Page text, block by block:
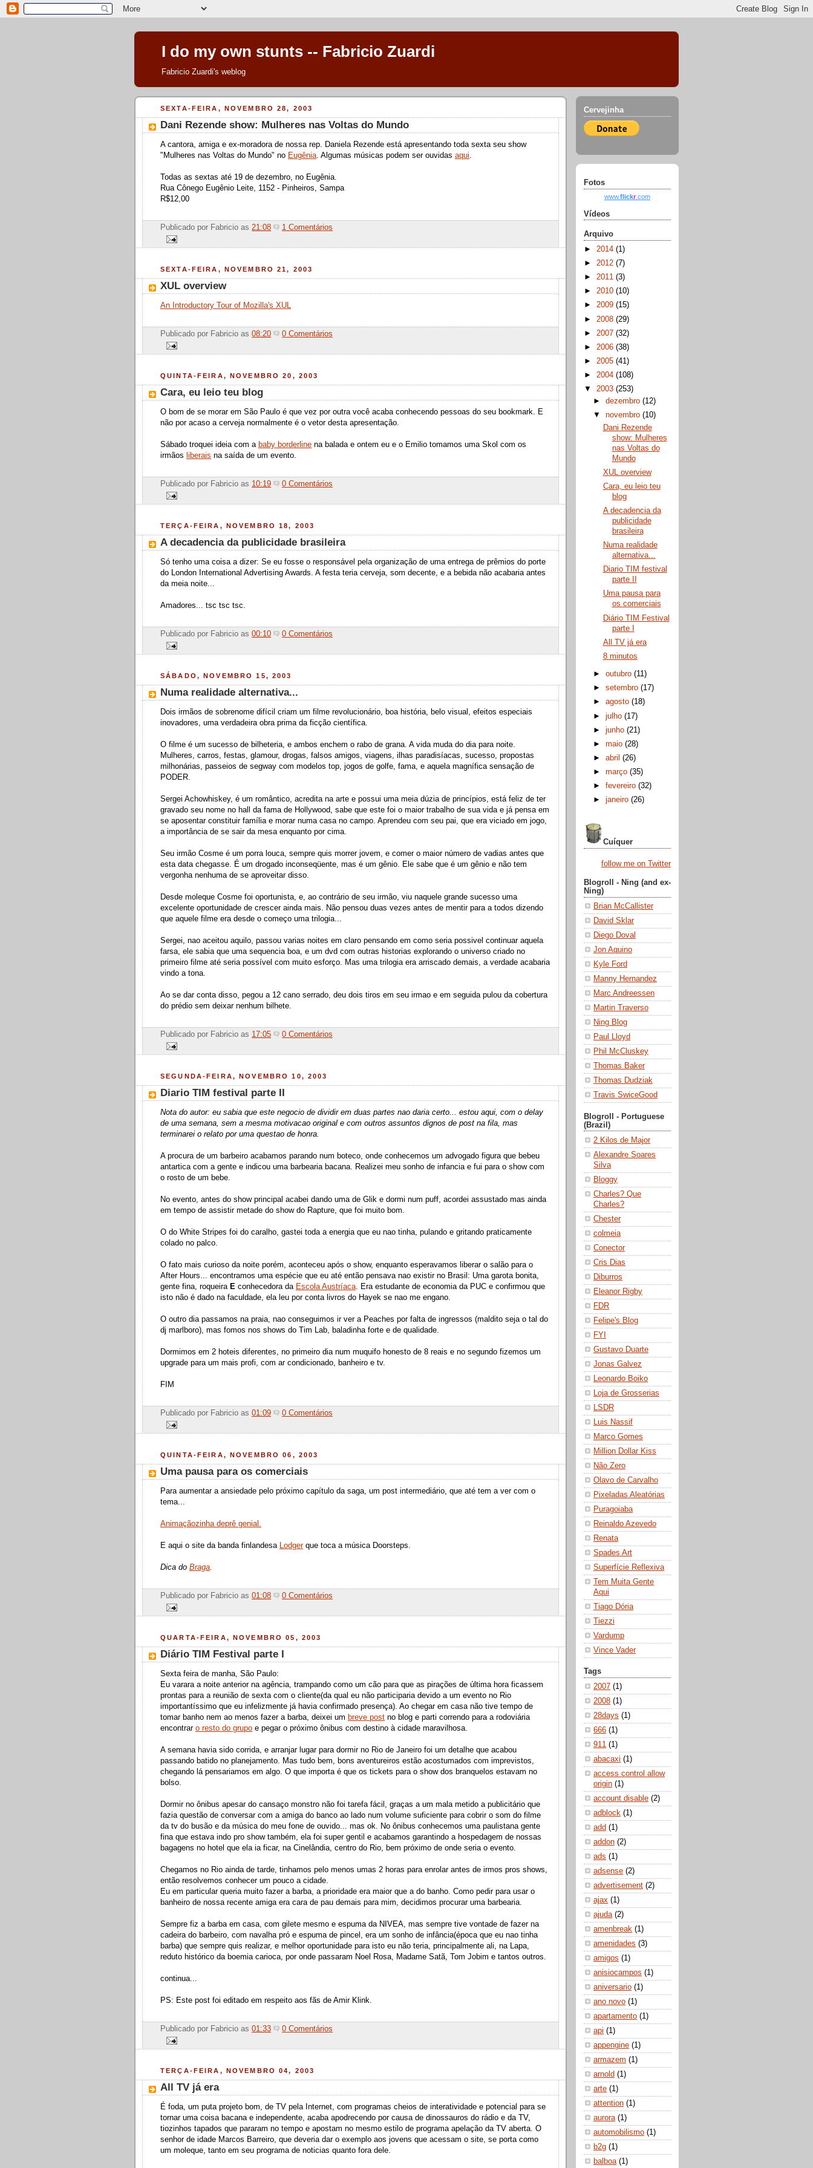
I do my own stunts -- Fabricio Zuardi
Fabricio Zuardi's weblog
SEXTA-FEIRA, NOVEMBRO 28, 2003
Dani Rezende show: Mulheres nas Voltas do Mundo
A cantora, amiga e ex-moradora de nossa rep. Daniela Rezende está apresentando toda sexta seu show
"Mulheres nas Voltas do Mundo" no Eugênia . Algumas músicas podem ser ouvidas aqui
Todas as sextas até 19 de dezembro, no Eugênia.
Rua Cônego Eugênio Leite, 1152 - Pinheiros, Sampa
R$12,00
Publicado por Fabricio as 21:08 1 Comentários
SEXTA-FEIRA, NOVEMBRO 21, 2003
XUL overview
An Introductory Tour of Mozilla's XUL
Publicado por Fabricio as 08:20 0 Comentários
QUINTA-FEIRA, NOVEMBRO 20, 2003
Cara, eu leio teu blog
O bom de se morar em São Paulo é que vez por outra você acaba conhecendo pessoas do seu bookmark. E
não por acaso a cerveja normalmente é o vetor desta apresentação.
Sábado troquei ideia com a baby borderline na balada e ontem eu e o Emilio tomamos uma Skol com os
irmãos liberais na saída de um evento.
Publicado por Fabricio as 10:19 0 Comentários
TERÇA-FEIRA, NOVEMBRO 18, 2003
A decadencia da publicidade brasileira
Só tenho uma coisa a dizer: Se eu fosse o responsável pela organização de uma entrega de prêmios do porte
do London International Advertising Awards. A festa teria cerveja, som decente, e a bebida não acabaria antes
da meia noite...
Amadores... tsc tsc tsc.
Publicado por Fabricio as 00:10 0 Comentários
SÁBADO, NOVEMBRO 15, 2003
Numa realidade alternativa...
Dois irmãos de sobrenome difícil criam um filme revolucionário, boa história, belo visual, efeitos especiais
inovadores, uma verdadeira obra prima da ficção científica.
O filme é um sucesso de bilheteria, e ambos enchem o rabo de grana. A vida muda do dia para noite.
Mulheres, carros, festas, glamour, drogas, falsos amigos, viagens, ilhas paradisíacas, sucesso, propostas
milhonárias, passeios de segway com modelos top, jogos de golfe, fama, e aquela magnífica sensação de
PODER.
Sergei Achowhiskey, é um romântico, acredita na arte e possui uma meia dúzia de princípios, está feliz de ter
gravado seu nome no hall da fama de Hollywood, sabe que este foi o maior trabalho de sua vida e já pensa em
se aposentar constituir família e morar numa casa no campo. Aprendeu com seu pai, que era viciado em jogo,
a importância de se sair da mesa enquanto por cima.
Seu irmão Cosme é um porra louca, sempre quis morrer jovem, e comer o maior número de vadias antes que
esta data chegasse. É um drogado inconseqüente, mas é um gênio. Ele sabe que é um gênio e não tem
vergonha nenhuma de se aproveitar disso.
Desde moleque Cosme foi oportunista, e, ao contrário de seu irmão, viu naquele grande sucesso uma
excelente oportunidade de crescer ainda mais. Não pensou duas vezes antes de mentir para a todos dizendo
que aquele filme era desde o começo uma trilogia...
Sergei, nao aceitou aquilo, passou varias noites em claro pensando em como seria possivel continuar aquela
farsa, ele sabia que uma sequencia boa, e um dvd com outras historias explorando o universo criado no
primeiro filme até seria possível com muito esforço. Mas uma trilogia era arriscado demais, a verdade acabaria
vindo a tona.
Ao se dar conta disso, pegou a 12 cano serrado, deu dois tiros em seu irmao e em seguida pulou da cobertura
do prédio sem deixar nenhum bilhete.
Publicado por Fabricio as 17:05 0 Comentários
SEGUNDA-FEIRA, NOVEMBRO 10, 2003
Diario TIM festival parte II
Nota do autor: eu sabia que este negocio de dividir em duas partes nao daria certo... estou aqui, com o delay
de uma semana, sem a mesma motivacao original e com outros assuntos dignos de post na fila, mas
terminarei o relato por uma questao de honra.
A procura de um barbeiro acabamos parando num boteco, onde conhecemos um advogado figura que bebeu
antartica com a gente e indicou uma barbearia bacana. Realizei meu sonho de infancia e fui para o show com
o rosto de um bebe.
No evento, antes do show principal acabei dando uma de Glik e dormi num puff, acordei assustado mas ainda
em tempo de assistir metade do show do Rapture, que foi muito bom.
O do White Stripes foi do caralho, gastei toda a energia que eu nao tinha, pulando e gritando praticamente
colado no palco.
O fato mais curioso da noite porém, aconteceu após o show, enquanto esperavamos liberar o salão para o
After Hours... encontramos uma espécie que eu até então pensava nao existir no Brasil: Uma garota bonita,
gente fina, roqueira E conhecedora da Escola Austríaca . Era estudante de economia da PUC e confirmou que
isto não é dado na faculdade, ela leu por conta livros do Hayek se nao me engano.
O outro dia passamos na praia, nao conseguimos ir ver a Peaches por falta de ingressos (maldito seja o tal do
dj marlboro), mas fomos nos shows do Tim Lab, baladinha forte e de qualidade.
Dormimos em 2 hoteis diferentes, no primeiro dia num muquifo honesto de 8 reais e no segundo fizemos um
upgrade para um mais profi, com ar condicionado, banheiro e tv.
FIM
Publicado por Fabricio as 01:09 0 Comentários
QUINTA-FEIRA, NOVEMBRO 06, 2003
Uma pausa para os comerciais
Para aumentar a ansiedade pelo próximo capítulo da saga, um post intermediário, que até tem a ver com o
tema...
Animaçãozinha deprê genial.
E aqui o site da banda finlandesa Lodgerque toca a música Doorsteps.
Dica do Braga
Publicado por Fabricio as 01:08 0 Comentários
QUARTA-FEIRA, NOVEMBRO 05, 2003
Diário TIM Festival parte I
Sexta feira de manha, São Paulo:
Eu varara a noite anterior na agência, trampando como um cão para que as pirações de última hora ficassem
prontas para a reunião de sexta com o cliente(da qual eu não participaria devido a um evento no Rio
importantíssimo que eu infelizmente já havia confirmado presença). Ao chegar em casa não tive tempo de
tomar banho nem ao menos fazer a barba, deixei um breve post no blog e parti correndo para a rodoviária
encontrar o resto do grupo e pegar o próximo ônibus com destino à cidade maravilhosa.
A semana havia sido corrida, e arranjar lugar para dormir no Rio de Janeiro foi um detalhe que acabou
passando batido no planejamento. Mas tudo bem, bons aventureiros estão acostumados com imprevistos,
chegando lá pensariamos em algo. O que importa é que os tickets para o show dos branquelos estavam no
bolso.
Dormir no ônibus apesar do cansaço monstro não foi tarefa fácil, graças a um mala metido a publicitário que
fazia questão de conversar com a amiga do banco ao lado num volume suficiente para cobrir o som do filme
da tv do busão e da música do meu fone de ouvido... mas ok. No ônibus conhecemos uma paulistana gente
fina que estava indo pro show também, ela foi super gentil e acabamos garantindo a hospedagem de nossas
bagagens no hotel que ela ia ficar, na Cinelândia, centro do Rio, bem próximo de onde seria o evento.
Chegamos no Rio ainda de tarde, tinhamos pelo menos umas 2 horas para enrolar antes de irmos pros shows,
então resolvemos conhecer um pouco a cidade.
Eu em particular queria muito fazer a barba, a prioridade era maior que a do banho. Como pedir para usar o
banheiro de nossa recente amiga era cara de pau demais para mim, decidimos procurar uma barbearia.
Sempre fiz a barba em casa, com gilete mesmo e espuma da NIVEA, mas sempre tive vontade de fazer na
cadeira do barbeiro, com navalha pró e espuma de pincel, era um sonho de infância(época que eu nao tinha
barba) que sempre quis realizar, e melhor oportunidade para isto eu não teria, principalmente ali, na Lapa,
reduto histórico da boemia carioca, por onde passaram Noel Rosa, Madame Satã, Tom Jobim e tantos outros.
continua...
PS: Este post foi editado em respeito aos fãs de Amir Klink.
Publicado por Fabricio as 01:33 0 Comentários
TERÇA-FEIRA, NOVEMBRO 04, 2003
All TV já era
É foda, um puta projeto bom, de TV pela Internet, com programas cheios de interatividade e potencial para se
tornar uma coisa bacana e independente, acaba apodrecendo por causa de dinossauros do rádio e da TV,
tiozinhos tapados que pararam no tempo e apostam no mesmo estilo de programa apelação da TV aberta. O
senhor de idade Marcos Barreiro, que deveria dar o exemplo aos jovens que acessam o site, se porta como
um moleque, tanto em seu programa de noticias quanto fora dele.
Cervejinha
Fotos
www.flickr.com
Vídeos
Arquivo
► 2014 (1)
► 2012 (7)
► 2011 (3)
► 2010 (10)
► 2009 (15)
► 2008 (29)
► 2007 (32)
► 2006 (38)
► 2005 (41)
► 2004 (108)
▼ 2003 (253)
►dezembro(12)
▼novembro(10)
Dani Rezende
show: Mulheres
nas Voltas do
Mundo
XUL overview
Cara, eu leio teu
blog
A decadencia da
publicidade
brasileira
Numa realidade
alternativa...
Diario TIM festival
parte II
Uma pausa para
os comerciais
Diário TIM Festival
parte I
All TV já era
8 minutos
►outubro(11)
►setembro(17)
►agosto(18)
►julho(17)
►junho(21)
►maio(28)
►abril(26)
►março(35)
►fevereiro(32)
►janeiro(26)
Cuíquer
follow me on Twitter
Blogroll - Ning (and ex-
Ning)
Brian McCallister
David Sklar
Diego Doval
Jon Aquino
Kyle Ford
Manny Hernandez
Marc Andreessen
Martin Traverso
Ning Blog
Paul Lloyd
Phil McCluskey
Thomas Baker
Thomas Dudziak
Travis SwiceGood
Blogroll - Portuguese
(Brazil)
2 Kilos de Major
Alexandre Soares
Silva
Bloggy
Charles? Que
Charles?
Chester
colmeia
Conector
Cris Dias
Diburros
Eleanor Rigby
FDR
Felipe's Blog
FYI
Gustavo Duarte
Jonas Galvez
Leonardo Boiko
Loja de Grosserias
LSDR
Luis Nassif
Marco Gomes
Million Dollar Kiss
Não Zero
Olavo de Carvalho
Pixeladas Aleatórias
Puragoiaba
Reinaldo Azevedo
Renata
Spades Art
Superfície Reflexiva
Tem Muita Gente
Aqui
Tiago Dória
Tiezzi
Vardump
Vince Vader
Tags
2007 (1)
2008 (1)
28days (1)
666 (1)
911 (1)
abacaxi (1)
access control allow
origin (1)
account disable (2)
adblock (1)
add (1)
addon (2)
ads (1)
adsense (2)
advertisement (2)
ajax (1)
ajuda (2)
amenbreak (1)
amenidades (3)
amigos (1)
anisiocampos (1)
aniversario (1)
ano novo (1)
apartamento (1)
api (1)
appengine (1)
armazem (1)
arnold (1)
arte (1)
attention (1)
aurora (1)
automobilismo (1)
b2g (1)
balboa (1)